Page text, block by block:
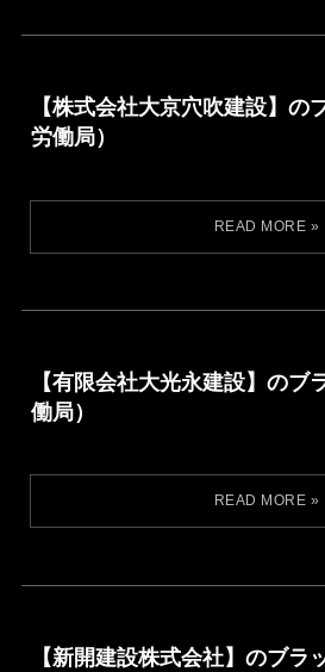
【株式会社大京穴吹建設】の
労働局）
【有限会社大光永建設】のブ
働局）
【新開建設株式会社】のブラ